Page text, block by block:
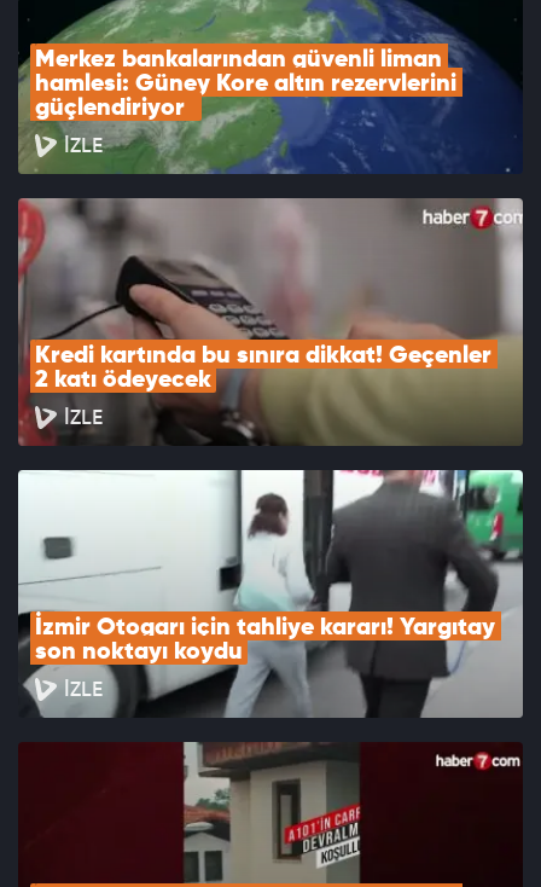
Merkez bankalarından güvenli liman
hamlesi: Güney Kore altın rezervlerini
güçlendiriyor
İZLE
Kredi kartında bu sınıra dikkat! Geçenler
2 katı ödeyecek
İZLE
İzmir Otogarı için tahliye kararı! Yargıtay
son noktayı koydu
İZLE